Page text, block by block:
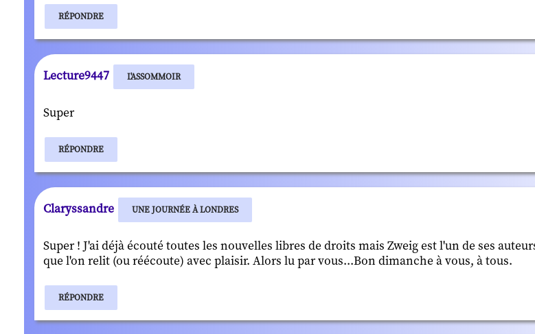
RÉPONDRE
Lecture9447 L'ASSOMMOIR
Super
RÉPONDRE
Claryssandre UNE JOURNÉE À LONDRES
Super ! J'ai déjà écouté toutes les nouvelles libres de droits mais Zweig est l'un de ses
que l'on relit (ou réécoute) avec plaisir. Alors lu par vous...Bon dimanche à vous, à tous.
RÉPONDRE